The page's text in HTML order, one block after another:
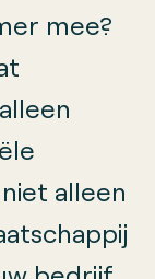
mee?
alleen